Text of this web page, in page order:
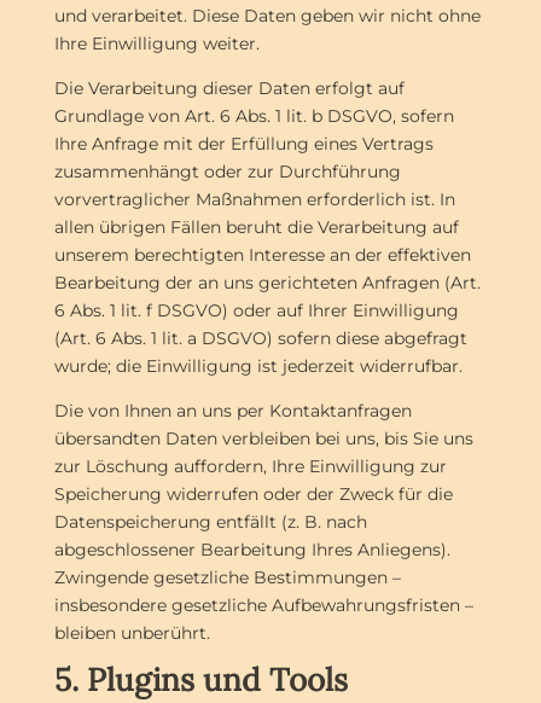
und verarbeitet. Diese Daten geben wir nicht ohne
Ihre Einwilligung weiter.
Die Verarbeitung dieser Daten erfolgt auf
Grundlage von Art. 6 Abs. 1 lit. b DSGVO, sofern
Ihre Anfrage mit der Erfüllung eines Vertrags
zusammenhängt oder zur Durchführung
vorvertraglicher Maßnahmen erforderlich ist. In
allen übrigen Fällen beruht die Verarbeitung auf
unserem berechtigten Interesse an der effektiven
Bearbeitung der an uns gerichteten Anfragen (Art.
6 Abs. 1 lit. f DSGVO) oder auf Ihrer Einwilligung
(Art. 6 Abs. 1 lit. a DSGVO) sofern diese abgefragt
wurde; die Einwilligung ist jederzeit widerrufbar.
Die von Ihnen an uns per Kontaktanfragen
übersandten Daten verbleiben bei uns, bis Sie uns
zur Löschung auffordern, Ihre Einwilligung zur
Speicherung widerrufen oder der Zweck für die
Datenspeicherung entfällt (z. B. nach
abgeschlossener Bearbeitung Ihres Anliegens).
Zwingende gesetzliche Bestimmungen –
insbesondere gesetzliche Aufbewahrungsfristen –
bleiben unberührt.
5. Plugins und Tools